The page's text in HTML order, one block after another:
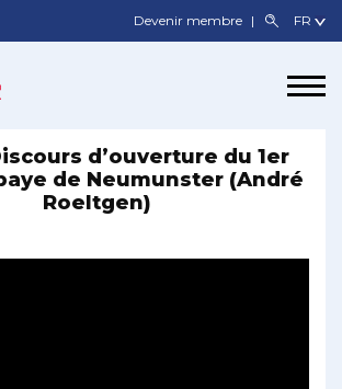
Devenir membre
d’ouverture du 1er
de Neumunster (André
Roeltgen)